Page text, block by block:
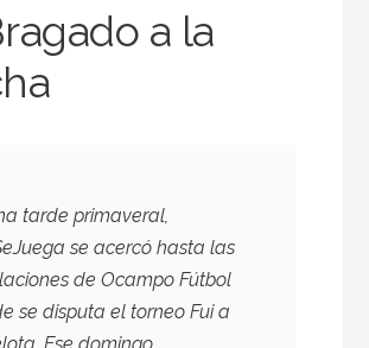
a la
tarde primaveral,
se acercó hasta las
de Ocampo Fútbol
se disputa el torneo Fui a